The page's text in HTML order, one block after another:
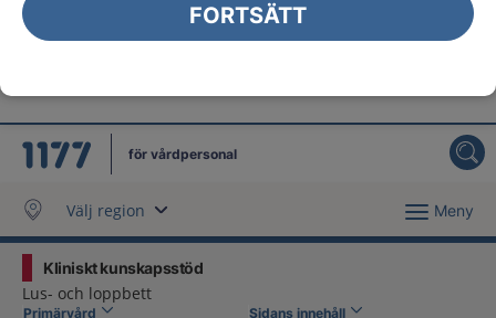
FORTSÄTT
och viktig information som gäller just din region.
för vårdpersonal
Välj region Meny
Kliniskt kunskapsstöd
Lus- och loppbett
Primärvård Sidans innehåll